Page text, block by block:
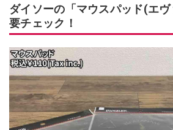
ダイソーの「マウスパッド(エ
要チェック！